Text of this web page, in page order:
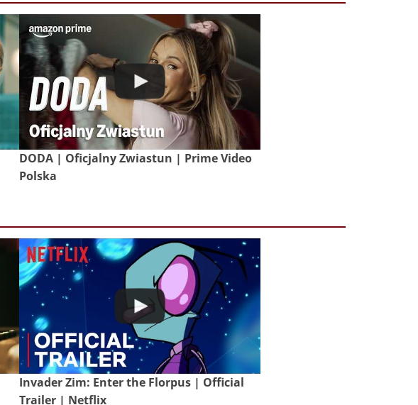
DODA | Oficjalny Zwiastun | Prime Video
Polska
Invader Zim: Enter the Florpus | Official
Trailer | Netflix